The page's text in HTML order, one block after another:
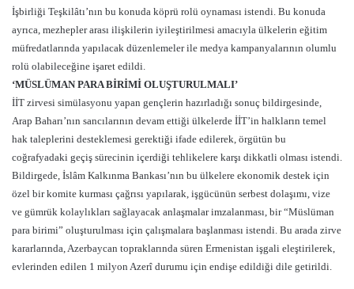
İşbirliği Teşkilâtı’nın bu konuda köprü rolü oynaması istendi. Bu konuda
ayrıca, mezhepler arası ilişkilerin iyileştirilmesi amacıyla ülkelerin eğitim
müfredatlarında yapılacak düzenlemeler ile medya kampanyalarının olumlu
rolü olabileceğine işaret edildi.
‘MÜSLÜMAN PARA BİRİMİ OLUŞTURULMALI’
İİT zirvesi simülasyonu yapan gençlerin hazırladığı sonuç bildirgesinde,
Arap Baharı’nın sancılarının devam ettiği ülkelerde İİT’in halkların temel
hak taleplerini desteklemesi gerektiği ifade edilerek, örgütün bu
coğrafyadaki geçiş sürecinin içerdiği tehlikelere karşı dikkatli olması istendi.
Bildirgede, İslâm Kalkınma Bankası’nın bu ülkelere ekonomik destek için
özel bir komite kurması çağrısı yapılarak, işgücünün serbest dolaşımı, vize
ve gümrük kolaylıkları sağlayacak anlaşmalar imzalanması, bir “Müslüman
para birimi” oluşturulması için çalışmalara başlanması istendi. Bu arada zirve
kararlarında, Azerbaycan topraklarında süren Ermenistan işgali eleştirilerek,
evlerinden edilen 1 milyon Azerî durumu için endişe edildiği dile getirildi.